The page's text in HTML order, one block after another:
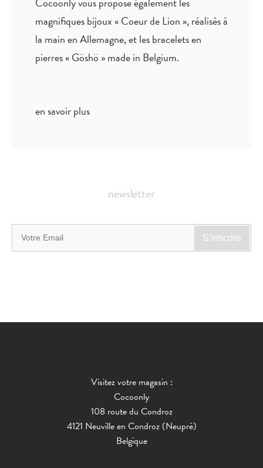
magnifiques bijoux « Coeur de Lion », réalisés à
la main en Allemagne, et les bracelets en
pierres « Göshö » made in Belgium.
en savoir plus
newsletter
Visitez votre magasin :
Cocoonly
108 route du Condroz
4121 Neuville en Condroz (Neupré)
Belgique